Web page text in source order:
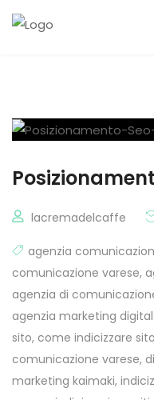
lacremadelcaffe
agenzia
comunicazione varese,
agenzia di
agenzia marketing
sito, come indicizzare sito
comunicazione varese,
marketing kaimaki,